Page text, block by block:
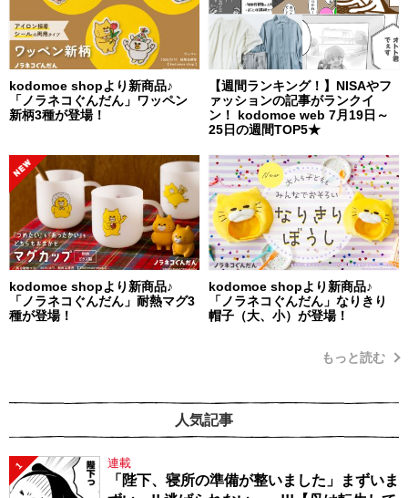
kodomoe shopより新商品♪
「ノラネコぐんだん」ワッペン
新柄3種が登場！
【週間ランキング！】NISAやフ
ァッションの記事がランクイ
ン！ kodomoe web 7月19日～
25日の週間TOP5★
kodomoe shopより新商品♪
「ノラネコぐんだん」耐熱マグ3
種が登場！
kodomoe shopより新商品♪
「ノラネコぐんだん」なりきり
帽子（大、小）が登場！
もっと読む
人気記事
1 連載
「陛下、寝所の準備が整いました」まずいま